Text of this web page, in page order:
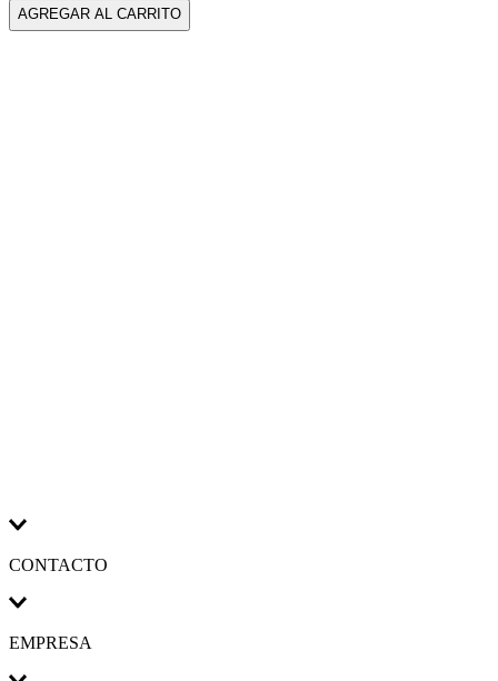
AGREGAR AL CARRITO
CONTACTO
EMPRESA